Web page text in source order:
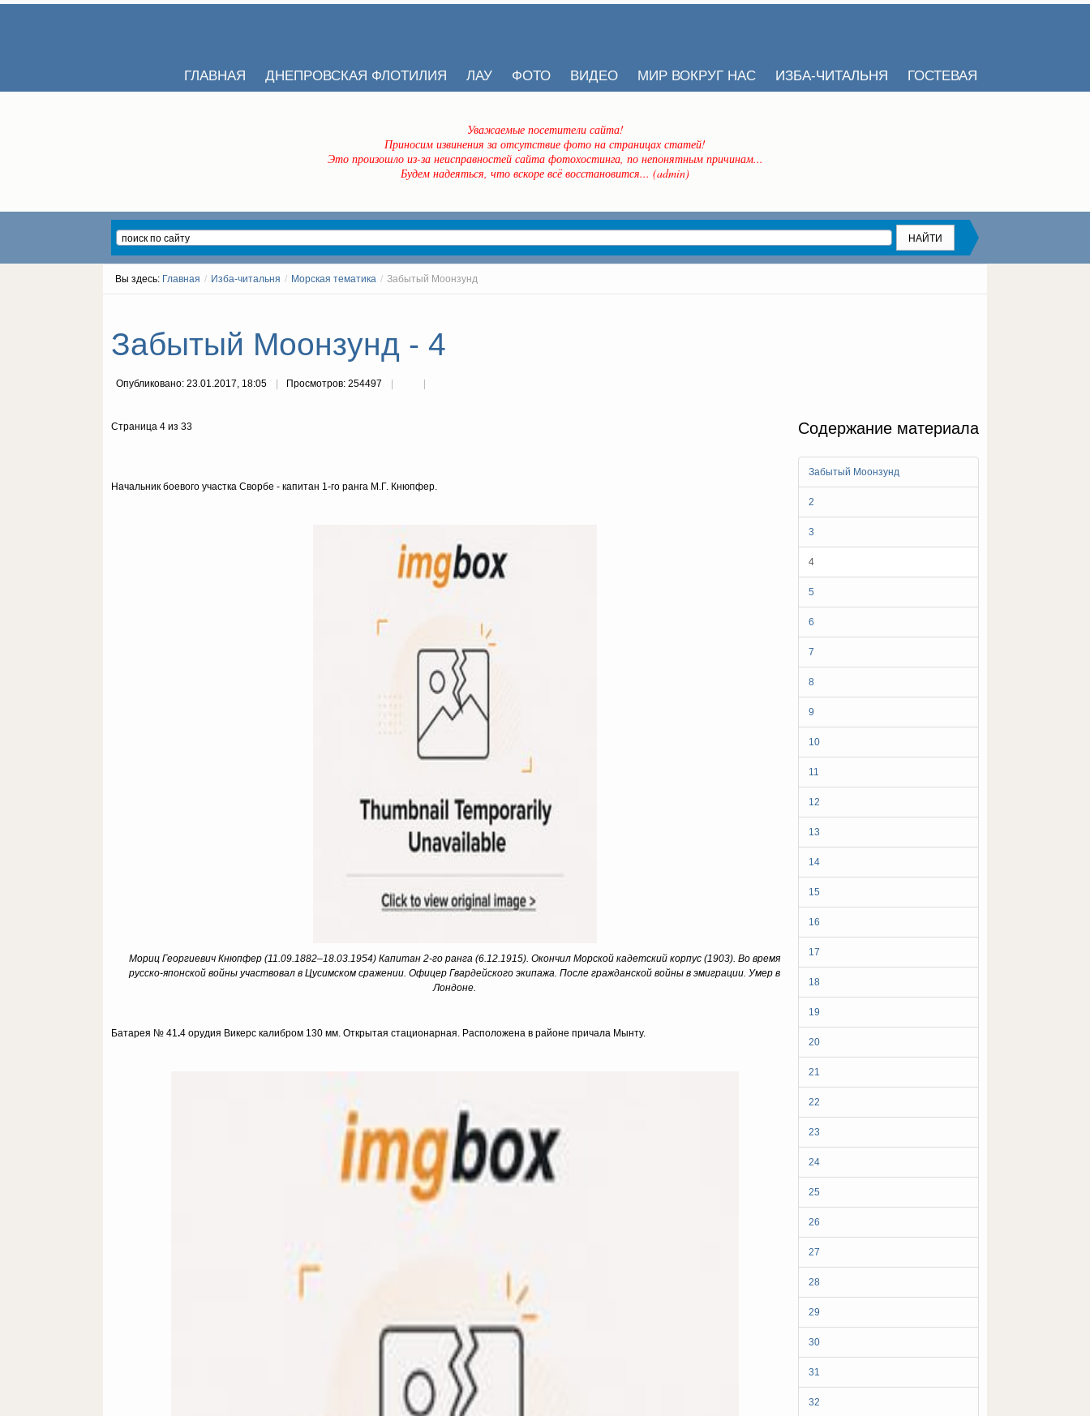
ГЛАВНАЯ ДНЕПРОВСКАЯ ФЛОТИЛИЯ ЛАУ ФОТО ВИДЕО МИР ВОКРУГ НАС ИЗБА-ЧИТАЛЬНЯ ГОСТЕВАЯ
Уважаемые посетители сайта!
Приносим извинения за отсутствие фото на страницах статей!
Это произошло из-за неисправностей сайта фотохостинга, по непонятным причинам...
Будем надеяться, что вскоре всё восстановится... (admin)
Вы здесь: Главная / Изба-читальня / Морская тематика / Забытый Моонзунд
Забытый Моонзунд - 4
Опубликовано: 23.01.2017, 18:05 Просмотров: 254497
Содержание материала
Забытый Моонзунд
2
3
4
5
6
7
8
9
10
11
12
13
14
15
16
17
18
19
20
21
22
23
24
25
26
27
28
29
30
31
32
Страница 4 из 33
Начальник боевого участка Сворбе - капитан 1-го ранга М.Г. Кнюпфер.
Мориц Георгиевич Кнюпфер (11.09.1882–18.03.1954) Капитан 2-го ранга (6.12.1915). Окончил Морской кадетский корпус (1903). Во время
русско-японской войны участвовал в Цусимском сражении. Офицер Гвардейского экипажа. После гражданской войны в эмиграции. Умер в
Лондоне.
Батарея № 41.4 орудия Викерс калибром 130 мм. Открытая стационар­ная. Расположена в районе причала Мынту.